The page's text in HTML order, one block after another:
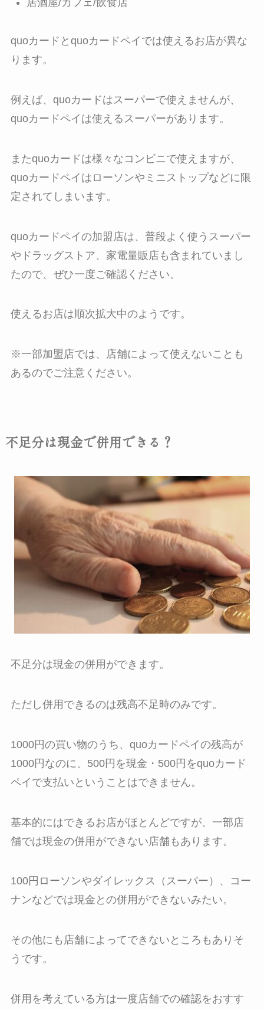
居酒屋/カフェ/飲食店
quoカードとquoカードペイでは使えるお店が異な
ります。
例えば、quoカードはスーパーで使えませんが、
quoカードペイは使えるスーパーがあります。
またquoカードは様々なコンビニで使えますが、
quoカードペイはローソンやミニストップなどに限
定されてしまいます。
quoカードペイの加盟店は、普段よく使うスーパー
やドラッグストア、家電量販店も含まれていまし
たので、ぜひ一度ご確認ください。
使えるお店は順次拡大中のようです。
※一部加盟店では、店舗によって使えないことも
あるのでご注意ください。
不足分は現金で併用できる？
不足分は現金の併用ができます。
ただし併用できるのは残高不足時のみです。
1000円の買い物のうち、quoカードペイの残高が
1000円なのに、500円を現金・500円をquoカード
ペイで支払いということはできません。
基本的にはできるお店がほとんどですが、一部店
舗では現金の併用ができない店舗もあります。
100円ローソンやダイレックス（スーパー）、コー
ナンなどでは現金との併用ができないみたい。
その他にも店舗によってできないところもありそ
うです。
併用を考えている方は一度店舗での確認をおすす